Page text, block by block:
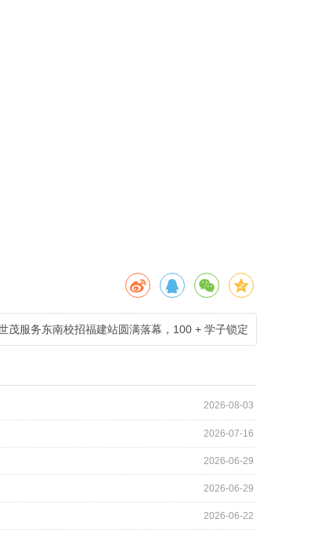
茂服务东南校招福建站圆满落幕，100 + 学子锁定
2026-08-03
2026-07-16
2026-06-29
2026-06-29
2026-06-22